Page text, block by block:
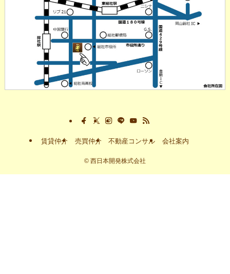
賃貸仲介 売買仲介 不動産コンサル 会社案内
© 西日本開発株式会社